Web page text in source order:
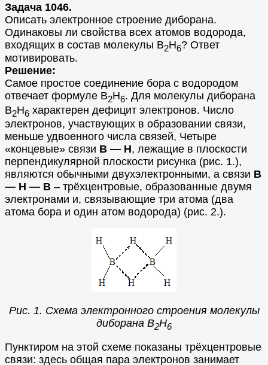
Задача 1046.
Описать электронное строение диборана.
Одинаковы ли свойства всех атомов водорода,
входящих в состав молекулы В2Н6? Ответ
мотивировать.
Решение:
Самое простое соединение бора с водородом
отвечает формуле В2Н6. Для молекулы диборана
В2Н6 характерен дефицит электронов. Число
электронов, участвующих в образовании связи,
меньше удвоенного числа связей, Четыре
«концевые» связи В — Н, лежащие в плоскости
перпендикулярной плоскости рисунка (рис. 1.),
являются обычными двухэлектронными, а связи В
— Н — В – трёхцентровые, образованные двумя
электронами и, связывающие три атома (два
атома бора и один атом водорода) (рис. 2.).
Рис. 1. Схема электронного строения молекулы
диборана В2Н6
Пунктиром на этой схеме показаны трёхцентровые
связи: здесь общая пара электронов занимает